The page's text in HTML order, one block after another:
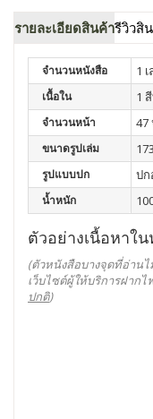
รายละเอียดสินค้ารีวิวสิ
จำนวนหนังสือ 1
เนื้อใน 1
จำนวนหน้า 47
ขนาดรูปเล่ม
รูปแบบปก ป
น้ำหนัก
ตัวอย่างเนื้อหาใ
(ตัวหนังสือบางจุดที่อ่าน
เว็บไซต์ผู้ให้บริการฝากไ
ปกติ)